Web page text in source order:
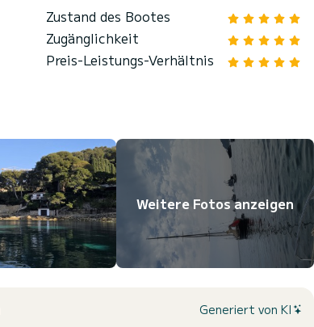
Zustand des Bootes
Zugänglichkeit
Preis-Leistungs-Verhältnis
Weitere Fotos anzeigen
Generiert von KI